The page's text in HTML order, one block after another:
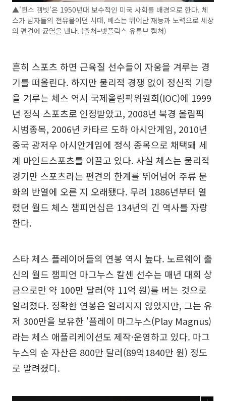
▲'퀸스 갬빗'은 1950년대 보수적인 미국 사회를 배경으로 한다. 체
스가 남자들의 전유물이던 시대, 베스는 뛰어난 재능과 노력으로 세상
의 편견에 균열을 낸다. (출처=넷플릭스 유튜브 캡처)
흔히 스포츠 하면 근육질 선수들이 자웅을 겨루는 경
기를 떠올린다. 하지만 물리적 경쟁 없이 정신적 기량
을 겨루는 체스 역시 국제올림픽위원회(IOC)에 1999
년 정식 스포츠로 인정받았고, 2008년 북경 올림픽
시범종목, 2006년 카타르 도하 아시안게임, 2010년
중국 광저우 아시안게임에 정식 종목으로 채택돼 세
계 마인드스포츠를 이끌고 있다. 사실 체스는 물리적
경기만 스포츠라는 편견의 한계를 뛰어넘어 주류 문
화의 반열에 오른 지 오래됐다. 무려 1886년부터 열
렸던 월드 체스 챔피언십은 134년의 긴 역사를 자랑
한다.
스타 체스 플레이어들의 연봉 역시 높다. 노르웨이 출
신의 월드 챔피언 마그누스 칼센 선수는 매년 대회 상
금으로만 약 100만 달러(약 11억 원)를 버는 것으로
알려졌다. 정확한 연봉은 알려지지 않았지만, 그는 유
저 300만을 보유한 '플레이 마그누스(Play Magnus)
라는 체스 애플리케이션도 제작·운영하고 있다. 마그
누스의 순 자산은 800만 달러(89억1840만 원) 정도
로 알려졌다.